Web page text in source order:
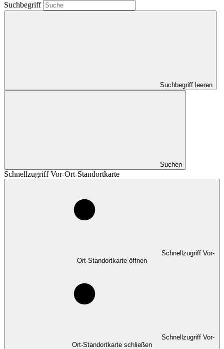
Suchbegriff
Suchbegriff leeren
Suchen
Schnellzugriff Vor-Ort-Standortkarte
Schnellzugriff Vor-
Ort-Standortkarte öffnen
Schnellzugriff Vor-
Ort-Standortkarte schließen